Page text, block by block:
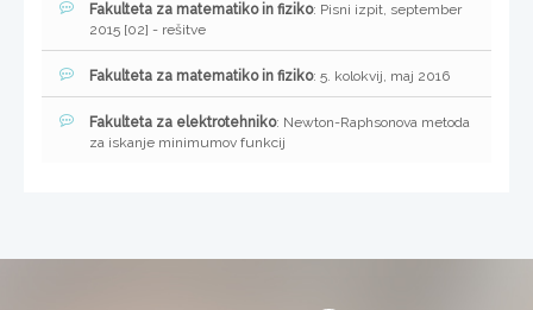
Fakulteta za matematiko in fiziko: Pisni izpit, september
2015 [02] - rešitve
Fakulteta za matematiko in fiziko: 5. kolokvij, maj 2016
Fakulteta za elektrotehniko: Newton-Raphsonova metoda
za iskanje minimumov funkcij